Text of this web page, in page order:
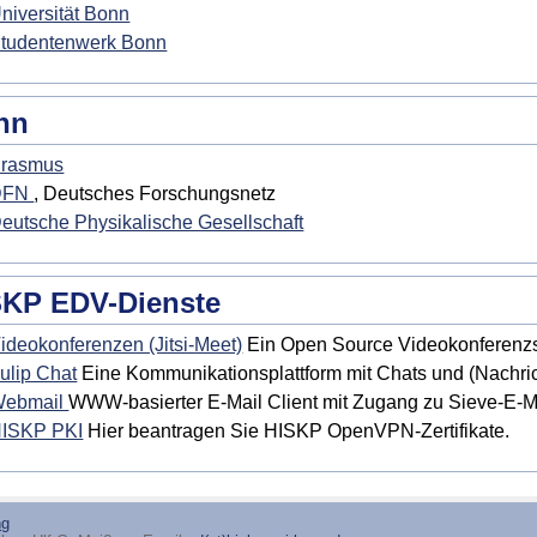
Bonn
Bonn
, Deutsches Forschungsnetz
Physikalische Gesellschaft
EDV-Dienste
(Jitsi-Meet) Ein Open Source
ChatEine Kommunikationsplattform mit Chats und
WWW-basierter E-Mail Client mit Zugang zu Sieve-E-
PKI
Hier beantragen Sie HISKP OpenVPN-Zertifikate.